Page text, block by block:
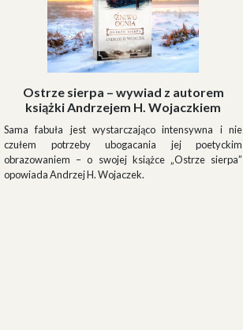
Ostrze sierpa – wywiad z autorem
książki Andrzejem H. Wojaczkiem
Sama fabuła jest wystarczająco intensywna i nie
czułem potrzeby ubogacania jej poetyckim
obrazowaniem – o swojej książce „Ostrze sierpa”
opowiada Andrzej H. Wojaczek.